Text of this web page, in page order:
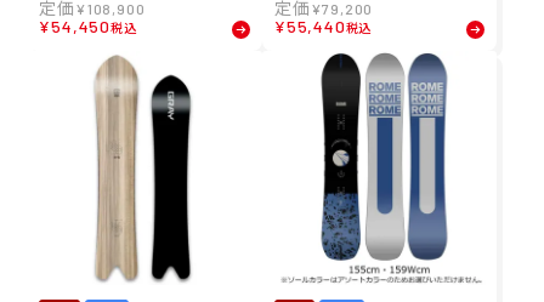
ド 板 AMF Park Twin 25PK
A152 メンズ 男性 24-25
¥108,900
¥54,450税込
R.P.M. PRM2425 メンズ レ
ディース ユニセックス 24-2
¥79,200
¥55,440税込